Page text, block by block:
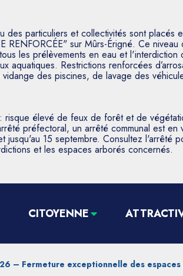
des particuliers et collectivités sont placés
RENFORCÉE" sur Mûrs-Érigné. Ce
les prélèvements en eau et l'interdiction
aquatiques. Restrictions renforcées
des piscines, de lavage des
risque élevé de feux de forêt et de
préfectoral, un arrêté communal est en
jusqu'au 15 septembre. Consultez l'arrêté
et les espaces arborés concernés.
CITOYENNE
– Fermeture exceptionnelle des espaces